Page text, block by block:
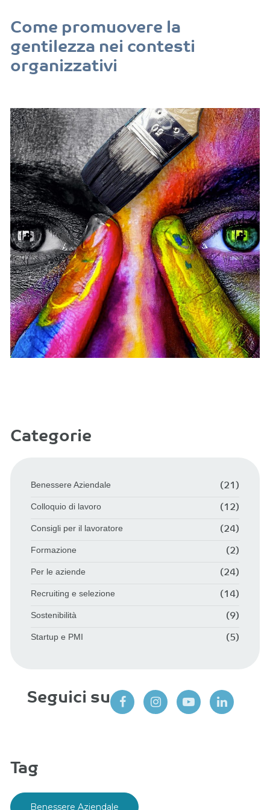
Come promuovere la
gentilezza nei contesti
organizzativi
Categorie
Benessere Aziendale (21)
Colloquio di lavoro (12)
Consigli per il lavoratore (24)
Formazione (2)
Per le aziende (24)
Recruiting e selezione (14)
Sostenibilità (9)
Startup e PMI (5)
Seguici su
Tag
Benessere Aziendale